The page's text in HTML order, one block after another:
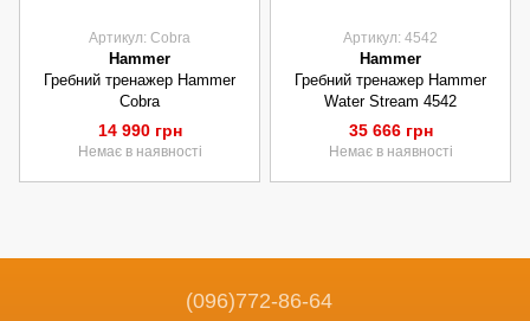
Артикул: Cobra
Hammer
Гребний тренажер Hammer
Cobra
14 990 грн
Немає в наявності
Артикул: 4542
Hammer
Гребний тренажер Hammer
Water Stream 4542
35 666 грн
Немає в наявності
(096)772-86-64